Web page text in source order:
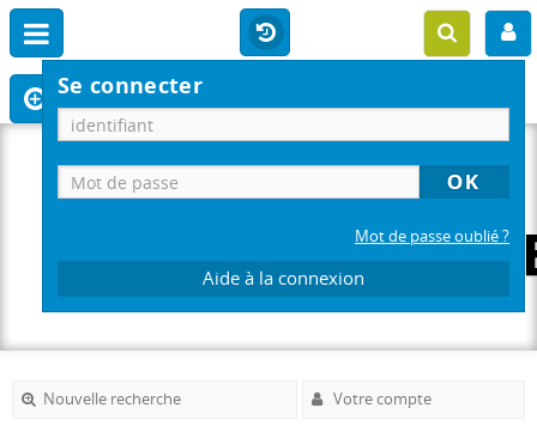
Se connecter
Mot de passe oublié ?
Aide à la connexion
Nouvelle recherche Votre compte